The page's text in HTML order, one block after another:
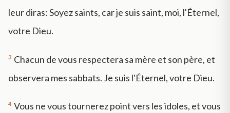
leur diras: Soyez saints, car je suis saint, moi, l'Éternel,
votre Dieu.
3 Chacun de vous respectera sa mère et son père, et
observera mes sabbats. Je suis l'Éternel, votre Dieu.
4 Vous ne vous tournerez point vers les idoles, et vous